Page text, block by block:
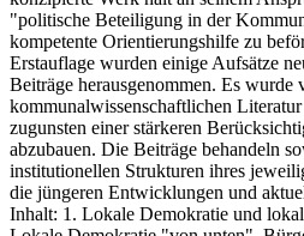
"politische Beteiligung in der
kompetente Orientierungshilfe zu
Erstauflage wurden einige Aufsätze
Beiträge herausgenommen. Es wurde
kommunalwissenschaftlichen
zugunsten einer stärkeren
abzubauen. Die Beiträge behandeln
institutionellen Strukturen ihres
die jüngeren Entwicklungen und
Inhalt: 1. Lokale Demokratie und